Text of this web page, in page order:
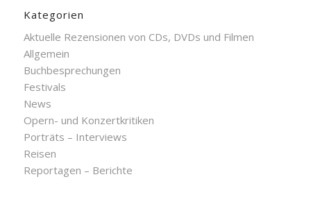
Kategorien
Aktuelle Rezensionen von CDs, DVDs und Filmen
Allgemein
Buchbesprechungen
Festivals
News
Opern- und Konzertkritiken
Porträts – Interviews
Reisen
Reportagen – Berichte